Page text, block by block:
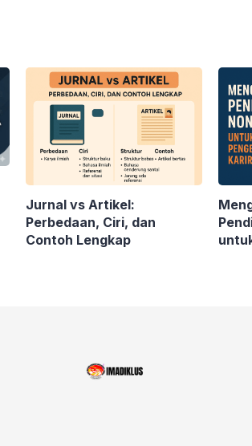
Jurnal vs Artikel:
Perbedaan, Ciri, dan
Contoh Lengkap